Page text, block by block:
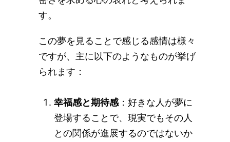
す。
この夢を見ることで感じる感情は様々
ですが、主に以下のようなものが挙げ
られます：
幸福感と期待感 ：好きな人が夢に
登場することで、現実でもその人
との関係が進展するのではないか